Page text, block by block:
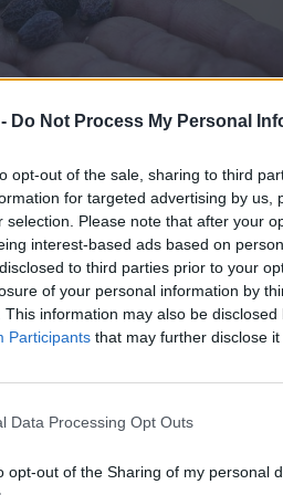
Do Not Process My Personal
opt-out of the sale, sharing to third
for targeted advertising by us,
selection. Please note that after your
interest-based ads based on
to third parties prior to your
of your personal information by
This information may also be
Participants that may further disclose
Data Processing Opt Outs
opt-out of the Sharing of my personal
χάσει πολύ μεγάλο ποσοστό
επίσης διάφορα στάδια στα
Όχι στάδια ακριβώς.
όπως βρίσκεται. Έχουμε
ζάρες και αντιστοίχως και
ο οποίος είναι ζαρωμένος αλλά
με πολύ μικρό μέγεθος.
θα δούμε ότι είναι
ενέργειές μας μέσα στο